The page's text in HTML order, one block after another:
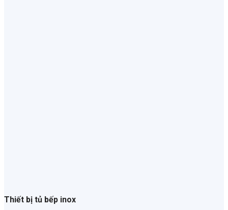
Thiết bị tủ bếp inox